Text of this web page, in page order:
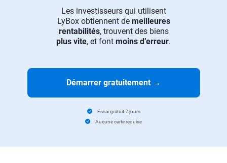
Les investisseurs qui utilisent
LyBox obtiennent de meilleures
rentabilités, trouvent des biens
plus vite, et font moins d’erreur.
Démarrer gratuitement →
Essai gratuit 7 jours
Aucune carte requise